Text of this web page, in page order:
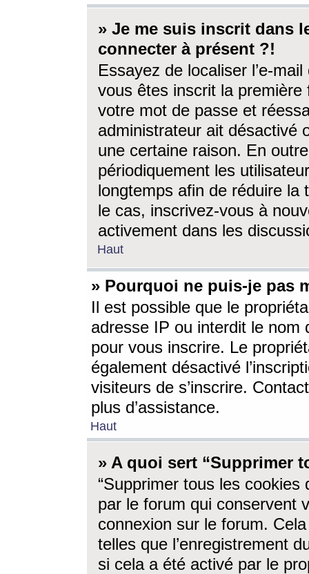
» Je me suis inscrit dans
connecter à présent ?!
Essayez de localiser l’e-
vous êtes inscrit la première
votre mot de passe et
administrateur ait désactivé
une certaine raison. En
périodiquement les
longtemps afin de réduire la
le cas, inscrivez-vous à
activement dans les
Haut
» Pourquoi ne puis-je pas
Il est possible que le
adresse IP ou interdit le nom
pour vous inscrire. Le
également désactivé
visiteurs de s’inscrire.
plus d’assistance.
Haut
» A quoi sert “Supprimer
“Supprimer tous les cookies
par le forum qui conservent
connexion sur le forum.
telles que l’enregistrement
si cela a été activé par le